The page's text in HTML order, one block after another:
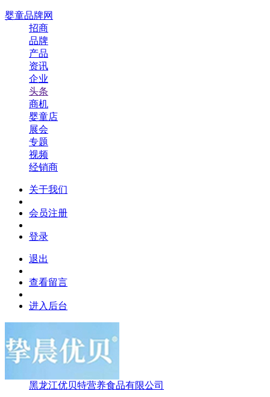
婴童品牌网
招商
品牌
产品
资讯
企业
头条
商机
婴童店
展会
专题
视频
经销商
关于我们
会员注册
登录
退出
查看留言
进入后台
黑龙江优贝特营养食品有限公司